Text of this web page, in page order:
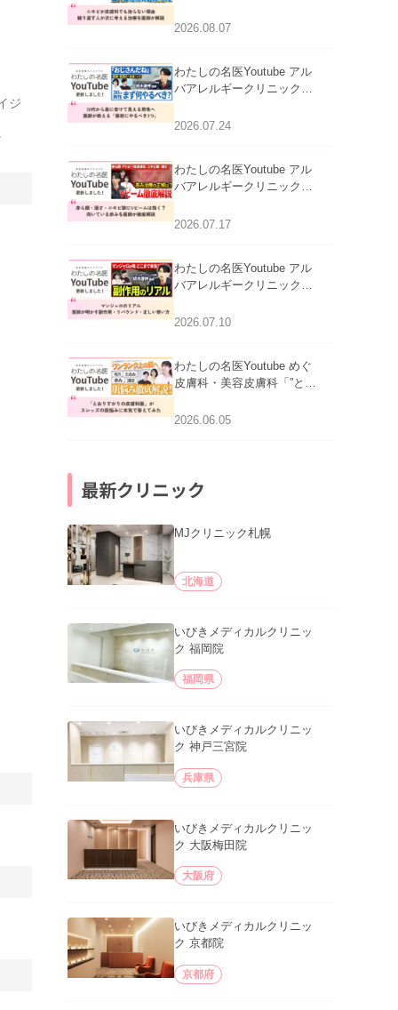
ジ
らない理由｜繰り返す人が
2026.08.07
わたしの名医Youtube アル
バアレルギークリニック札
える男性へ｜医師が教える
2026.07.24
わたしの名医Youtube アル
バアレルギークリニック札
跡にVビームは効く？向い
2026.07.17
わたしの名医Youtube アル
バアレルギークリニック札
医師が明かす副作用・リバ
2026.07.10
わたしの名医Youtube めぐ
皮膚科・美容皮膚科「”とお
ッズの肌悩みに本気で答え
2026.06.05
最新クリニック
MJクリニック札幌
北海道
いびきメディカルクリニッ
ク 福岡院
福岡県
いびきメディカルクリニッ
ク 神戸三宮院
兵庫県
いびきメディカルクリニッ
ク 大阪梅田院
大阪府
いびきメディカルクリニッ
ク 京都院
京都府